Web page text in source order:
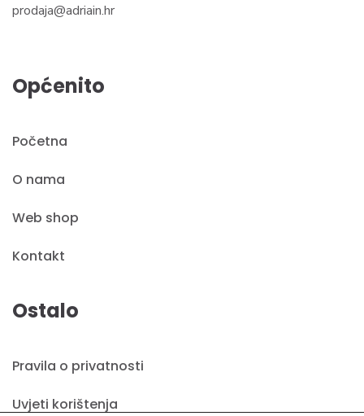
prodaja@adriain.hr
Općenito
Početna
O nama
Web shop
Kontakt
Ostalo
Pravila o privatnosti
Uvjeti korištenja